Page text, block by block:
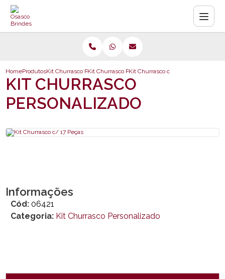
HomeProdutosKit Churrasco PersonalizadoKit Churrasco Personalizado
Kit Churrasco c/ 17 Peças
KIT CHURRASCO
PERSONALIZADO
Informações
Cód: 06421
Categoria: Kit Churrasco Personalizado